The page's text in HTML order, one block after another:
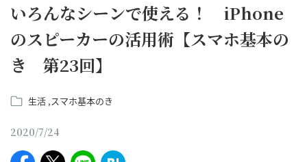
いろんなシーンで使える！ iPhone
のスピーカーの活用術【スマホ基本の
き 第23回】
生活 スマホ基本のき
2020/7/24